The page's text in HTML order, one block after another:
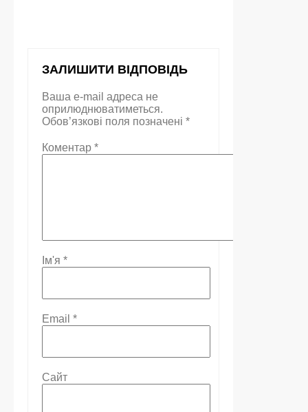
ЗАЛИШИТИ ВІДПОВІДЬ
Ваша e-mail адреса не
оприлюднюватиметься.
Обов’язкові поля позначені *
Коментар *
Ім'я *
Email *
Сайт